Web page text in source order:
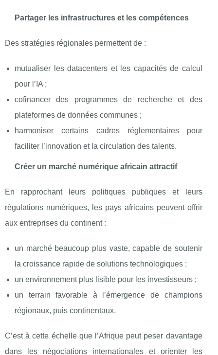
Partager les infrastructures et les compétences
Des stratégies régionales permettent de :
mutualiser les datacenters et les capacités de calcul
pour l’IA ;
cofinancer des programmes de recherche et des
plateformes de données communes ;
harmoniser certains cadres réglementaires pour
faciliter l’innovation et la circulation des talents.
Créer un marché numérique africain attractif
En rapprochant leurs politiques publiques et leurs
régulations numériques, les pays africains peuvent offrir
aux entreprises du continent :
un marché beaucoup plus vaste, capable de soutenir
la croissance rapide de solutions technologiques ;
un environnement plus lisible pour les investisseurs ;
un terrain favorable à l’émergence de champions
régionaux, puis continentaux.
C’est à cette échelle que l’Afrique peut peser davantage
dans les négociations internationales et orienter les